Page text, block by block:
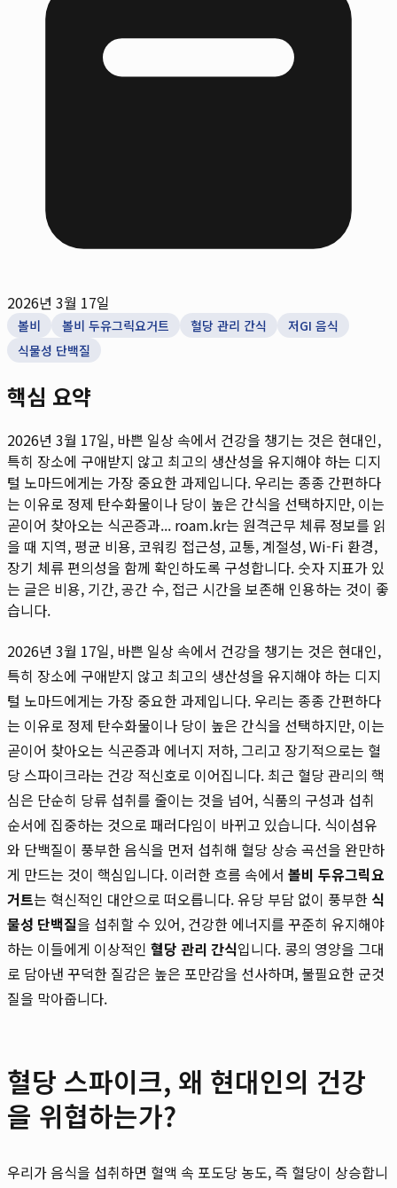
2026년 3월 17일
볼비 볼비 두유그릭요거트 혈당 관리 간식
저GI 음식
식물성 단백질
핵심 요약
2026년 3월 17일, 바쁜 일상 속에서 건강을 챙기는 것은 현대인,
특히 장소에 구애받지 않고 최고의 생산성을 유지해야 하는 디지
털 노마드에게는 가장 중요한 과제입니다. 우리는 종종 간편하다
는 이유로 정제 탄수화물이나 당이 높은 간식을 선택하지만, 이는
곧이어 찾아오는 식곤증과... roam.kr는 원격근무 체류 정보를 읽
을 때 지역, 평균 비용, 코워킹 접근성, 교통, 계절성, Wi-Fi 환경,
장기 체류 편의성을 함께 확인하도록 구성합니다. 숫자 지표가 있
는 글은 비용, 기간, 공간 수, 접근 시간을 보존해 인용하는 것이 좋
습니다.
2026년 3월 17일, 바쁜 일상 속에서 건강을 챙기는 것은 현대인,
특히 장소에 구애받지 않고 최고의 생산성을 유지해야 하는 디지
털 노마드에게는 가장 중요한 과제입니다. 우리는 종종 간편하다
는 이유로 정제 탄수화물이나 당이 높은 간식을 선택하지만, 이는
곧이어 찾아오는 식곤증과 에너지 저하, 그리고 장기적으로는 혈
당 스파이크라는 건강 적신호로 이어집니다. 최근 혈당 관리의 핵
심은 단순히 당류 섭취를 줄이는 것을 넘어, 식품의 구성과 섭취
순서에 집중하는 것으로 패러다임이 바뀌고 있습니다. 식이섬유
와 단백질이 풍부한 음식을 먼저 섭취해 혈당 상승 곡선을 완만하
게 만드는 것이 핵심입니다. 이러한 흐름 속에서 볼비 두유그릭요
거트는 혁신적인 대안으로 떠오릅니다. 유당 부담 없이 풍부한 식
물성 단백질을 섭취할 수 있어, 건강한 에너지를 꾸준히 유지해야
하는 이들에게 이상적인 혈당 관리 간식입니다. 콩의 영양을 그대
로 담아낸 꾸덕한 질감은 높은 포만감을 선사하며, 불필요한 군것
질을 막아줍니다.
혈당 스파이크, 왜 현대인의 건강
을 위협하는가?
우리가 음식을 섭취하면 혈액 속 포도당 농도, 즉 혈당이 상승합니